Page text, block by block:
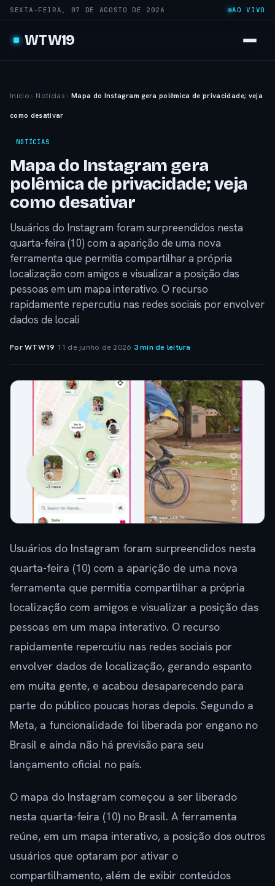
SEXTA-FEIRA, 07 DE AGOSTO DE 2026 AO VIVO
WTW19
Início › Notícias › Mapa do Instagram gera polêmica de privacidade; veja
como desativar
NOTÍCIAS
Mapa do Instagram gera
polêmica de privacidade; veja
como desativar
Usuários do Instagram foram surpreendidos nesta
quarta-feira (10) com a aparição de uma nova
ferramenta que permitia compartilhar a própria
localização com amigos e visualizar a posição das
pessoas em um mapa interativo. O recurso
rapidamente repercutiu nas redes sociais por envolver
dados de locali
Por WTW19· 11 de junho de 2026·3 min de leitura
Usuários do Instagram foram surpreendidos nesta
quarta-feira (10) com a aparição de uma nova
ferramenta que permitia compartilhar a própria
localização com amigos e visualizar a posição das
pessoas em um mapa interativo. O recurso
rapidamente repercutiu nas redes sociais por
envolver dados de localização, gerando espanto
em muita gente, e acabou desaparecendo para
parte do público poucas horas depois. Segundo a
Meta, a funcionalidade foi liberada por engano no
Brasil e ainda não há previsão para seu
lançamento oficial no país.
O mapa do Instagram começou a ser liberado
nesta quarta-feira (10) no Brasil. A ferramenta
reúne, em um mapa interativo, a posição dos outros
usuários que optaram por ativar o
compartilhamento, além de exibir conteúdos